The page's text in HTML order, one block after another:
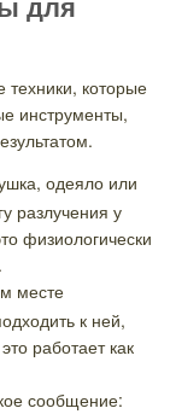
которые
инструменты,
одеяло или
разлучения у
физиологически
месте
к ней,
работает как
сообщение: